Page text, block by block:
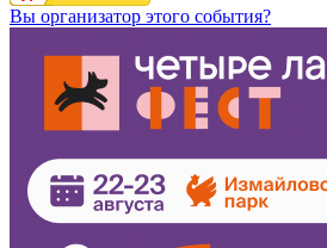
Вы организатор этого события?